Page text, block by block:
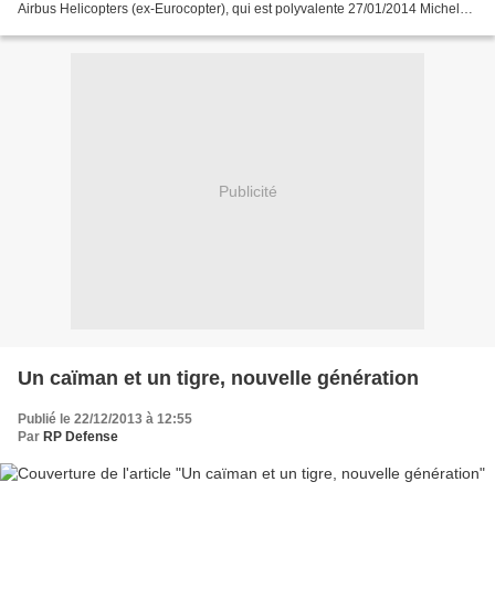
Airbus Helicopters (ex-Eurocopter), qui est polyvalente 27/01/2014 Michel
Publicité
Un caïman et un tigre, nouvelle génération
Publié le 22/12/2013 à 12:55
Par RP Defense